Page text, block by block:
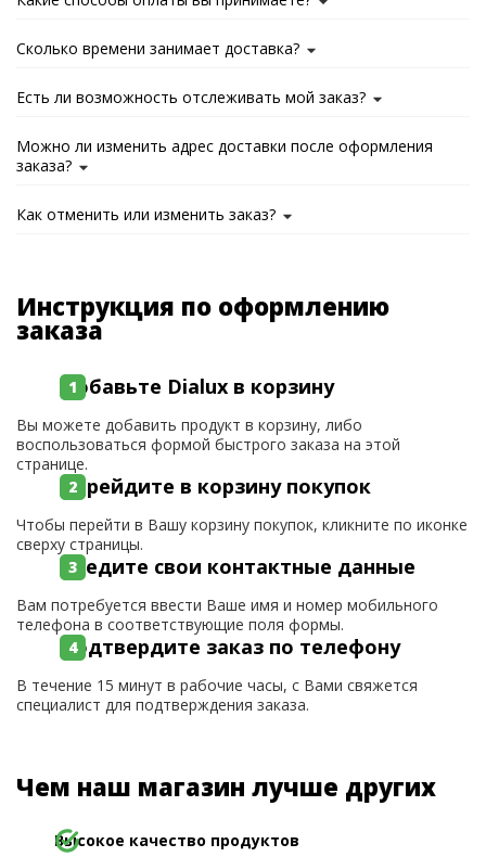
Сколько времени занимает доставка?
Есть ли возможность отслеживать мой заказ?
Можно ли изменить адрес доставки после оформления
заказа?
Как отменить или изменить заказ?
Инструкция по оформлению
заказа
Добавьте Dialux в корзину
Вы можете добавить продукт в корзину, либо
воспользоваться формой быстрого заказа на этой
странице.
Перейдите в корзину покупок
Чтобы перейти в Вашу корзину покупок, кликните по иконке
сверху страницы.
Введите свои контактные данные
Вам потребуется ввести Ваше имя и номер мобильного
телефона в соответствующие поля формы.
Подтвердите заказ по телефону
В течение 15 минут в рабочие часы, с Вами свяжется
специалист для подтверждения заказа.
Чем наш магазин лучше других
Высокое качество продуктов